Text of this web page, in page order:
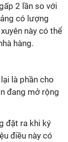
2 lần so với
có lượng
này có thể
đang mở rộng
điều này có